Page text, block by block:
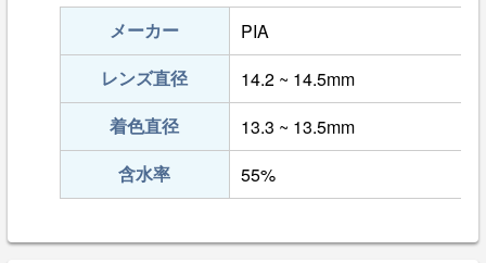
メーカー
PIA
レンズ直径
14.2 ~ 14.5mm
着色直径
13.3 ~ 13.5mm
含水率
55%